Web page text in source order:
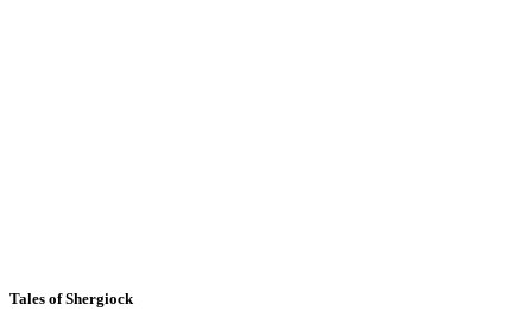
Tales of Shergiock